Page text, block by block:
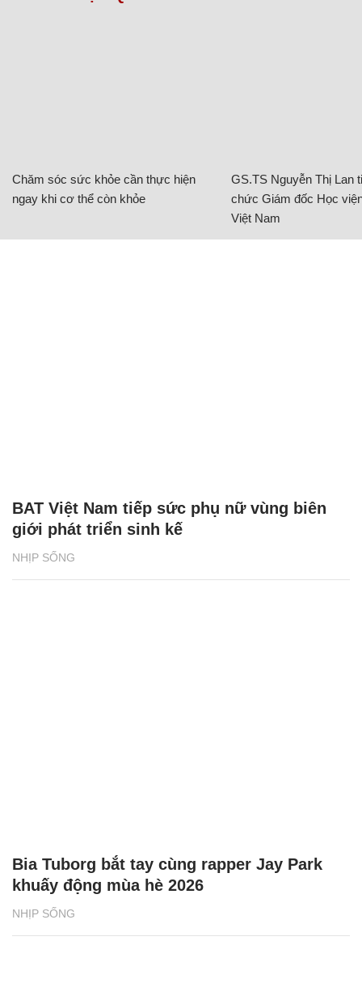
Chăm sóc sức khỏe cần thực hiện
ngay khi cơ thể còn khỏe
GS.TS Nguyễn Thị Lan
chức Giám đốc Học
Việt Nam
NHỊP SỐNG
BAT Việt Nam tiếp sức phụ nữ vùng biên
giới phát triển sinh kế
NHỊP SỐNG
Bia Tuborg bắt tay cùng rapper Jay Park
khuấy động mùa hè 2026